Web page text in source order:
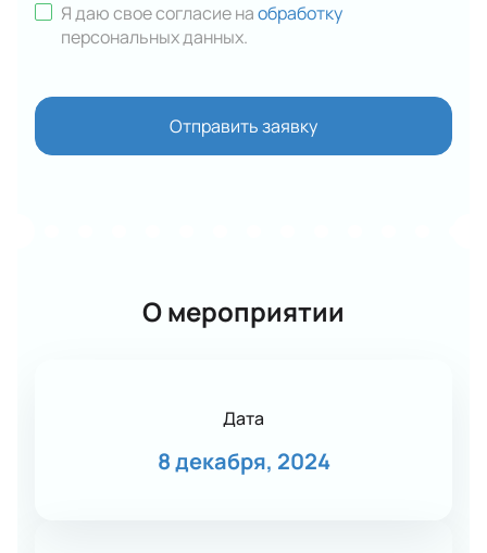
Я даю свое согласие наобработку
персональных данных.
Отправить заявку
О мероприятии
Дата
8 декабря, 2024